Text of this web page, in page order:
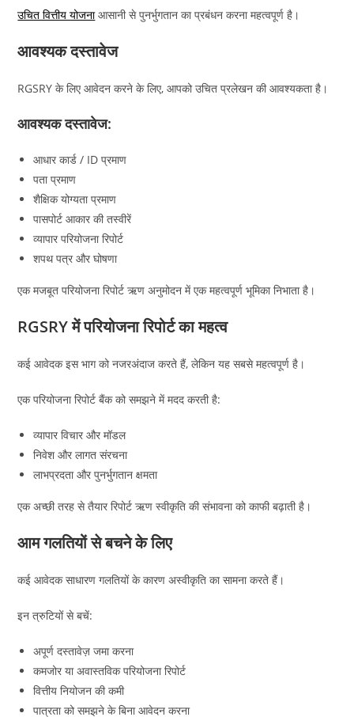
उचित वित्तीय योजनाआसानी से पुनर्भुगतान का प्रबंधन करना महत्वपूर्ण है।
आवश्यक दस्तावेज
RGSRY के लिए आवेदन करने के लिए, आपको उचित प्रलेखन की आवश्यकता है।
आवश्यक दस्तावेज:
आधार कार्ड / ID प्रमाण
पता प्रमाण
शैक्षिक योग्यता प्रमाण
पासपोर्ट आकार की तस्वीरें
व्यापार परियोजना रिपोर्ट
शपथ पत्र और घोषणा
एक मजबूत परियोजना रिपोर्ट ऋण अनुमोदन में एक महत्वपूर्ण भूमिका निभाता है।
RGSRY में परियोजना रिपोर्ट का महत्व
कई आवेदक इस भाग को नजरअंदाज करते हैं, लेकिन यह सबसे महत्वपूर्ण है।
एक परियोजना रिपोर्ट बैंक को समझने में मदद करती है:
व्यापार विचार और मॉडल
निवेश और लागत संरचना
लाभप्रदता और पुनर्भुगतान क्षमता
एक अच्छी तरह से तैयार रिपोर्ट ऋण स्वीकृति की संभावना को काफी बढ़ाती है।
आम गलतियों से बचने के लिए
कई आवेदक साधारण गलतियों के कारण अस्वीकृति का सामना करते हैं।
इन त्रुटियों से बचें:
अपूर्ण दस्तावेज़ जमा करना
कमजोर या अवास्तविक परियोजना रिपोर्ट
वित्तीय नियोजन की कमी
पात्रता को समझने के बिना आवेदन करना